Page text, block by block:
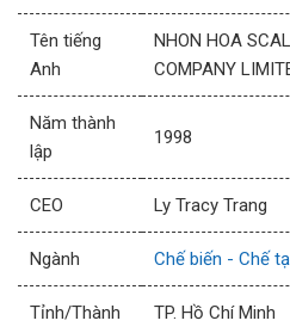
Tên tiếng
Anh
NHON HOA
COMPANY
Năm thành
lập
1998
CEO Ly Tracy Trang
Ngành Chế biến - Chế
Tỉnh/Thành TP. Hồ Chí Minh